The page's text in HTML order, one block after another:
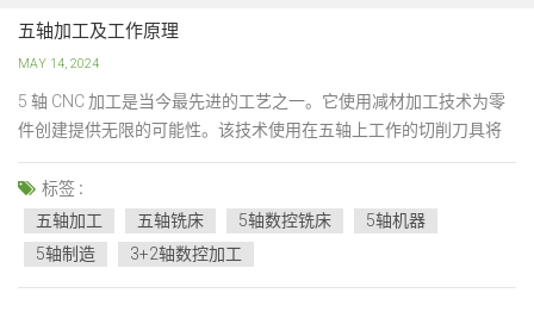
五轴加工及工作原理
MAY 14, 2024
5 轴 CNC 加工是当今最先进的工艺之一。它使用减材加工技术为零
件创建提供无限的可能性。该技术使用在五轴上工作的切削刀具将
工件切削成所需的形状和尺寸。 5 轴加工提供更高的精度、效率和
可靠性。轴数的增加也让五轴铣床拥有比同类产品更好的能力。此
外，该过程允许使用计算机数控（CNC）实现完全自动化和管理。
因此，许...
标签 :
五轴加工
五轴铣床 5轴数控铣床
5轴机器
5轴制造
3+2轴数控加工